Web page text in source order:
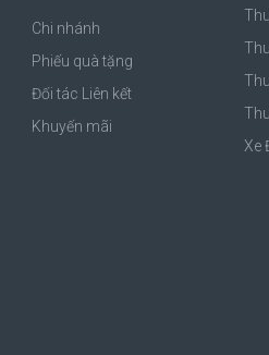
Chi nhánh
Phiếu quà tặng
Đối tác Liên kết
Khuyến mãi
Xe